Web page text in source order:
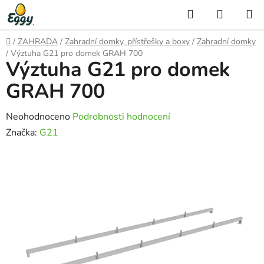
Přejít
na
obsah
Hledat
KOŠÍK
Domů
/ ZAHRADA / Zahradní domky, přístřešky a boxy / Zahradní domky
/ Výztuha G21 pro domek GRAH 700
Výztuha G21 pro domek
GRAH 700
Průměrné
hodnocení
Neohodnoceno Podrobnosti hodnocení
Značka: G21